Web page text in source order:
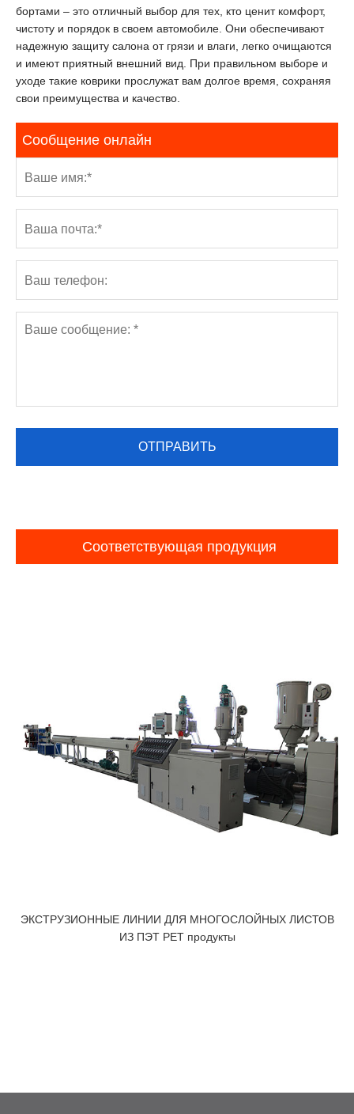
бортами – это отличный выбор для тех, кто ценит комфорт,
чистоту и порядок в своем автомобиле. Они обеспечивают
надежную защиту салона от грязи и влаги, легко очищаются
и имеют приятный внешний вид. При правильном выборе и
уходе такие коврики прослужат вам долгое время, сохраняя
свои преимущества и качество.
Сообщение онлайн
Соответствующая продукция
ЭКСТРУЗИОННЫЕ ЛИНИИ ДЛЯ МНОГОСЛОЙНЫХ ЛИСТОВ
ИЗ ПЭТ PET продукты